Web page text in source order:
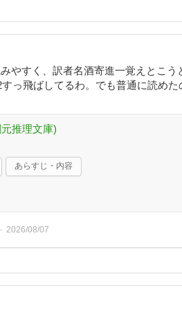
やすく、訳者名酒寄進一覚えとこう
っ飛ばしてるわ。でも普通に読め
推理文庫)
あらすじ・内容
2026/08/07